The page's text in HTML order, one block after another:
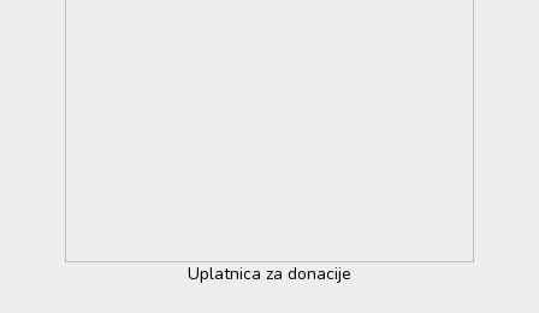
Uplatnica za donacije